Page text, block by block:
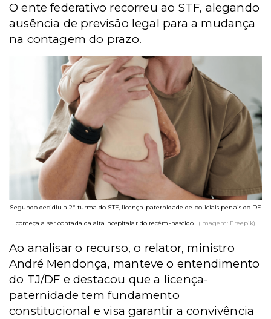
O ente federativo recorreu ao STF, alegando
ausência de previsão legal para a mudança
na contagem do prazo.
Segundo decidiu a 2ª turma do STF, licença-paternidade de policiais penais do DF
começa a ser contada da alta hospitalar do recém-nascido. (Imagem: Freepik)
Ao analisar o recurso, o relator, ministro
André Mendonça, manteve o entendimento
do TJ/DF e destacou que a licença-
paternidade tem fundamento
constitucional e visa garantir a convivência